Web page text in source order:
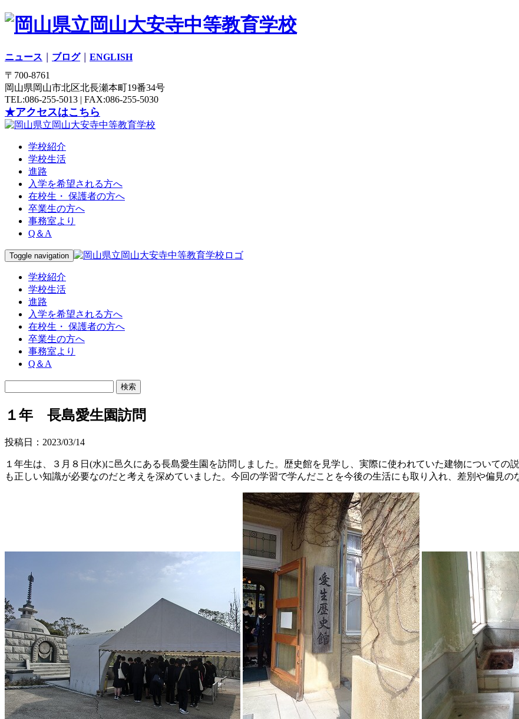
ニュース ブログ｜ ENGLISH
〒700-8761
岡山県岡山市北区北長瀬本町19番34号
TEL:086-255-5013 | FAX:086-255-5030
★アクセスはこちら
学校紹介
学校生活
進路
入学を希望される方へ
在校生・ 保護者の方へ
卒業生の方へ
事務室より
Q＆A
Toggle navigation
学校紹介
学校生活
進路
入学を希望される方へ
在校生・ 保護者の方へ
卒業生の方へ
事務室より
Q＆A
１年 長島愛生園訪問
投稿日：2023/03/14
１年生は、３月８日(水)に邑久にある長島愛生園を訪問しました。歴史館を見学し、実際に使われていた建物についての
も正しい知識が必要なのだと考えを深めていました。今回の学習で学んだことを今後の生活にも取り入れ、差別や偏見の